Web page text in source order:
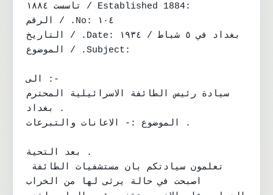
تاسست ١٨٨٤ / Established 1884:
الرقم / .No: ١٠٤
التاريخ / .Date: بغداد في ٥ شباط / ١٩٣٤
الموضوع / .Subject:
الى :-
سيادة رئيس الطائفة الاسرائيلية المحترم
بغداد .
الموضوع :- الاعانات والتبرعات .
بعد التحية .
اصبحت في حالة يرثى لها من الخراب